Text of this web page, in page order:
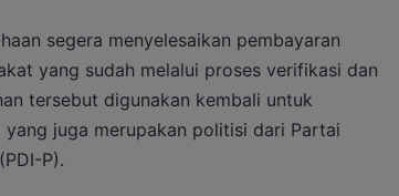
segera menyelesaikan pembayaran
yang sudah melalui proses verifikasi dan
tersebut digunakan kembali untuk
yang juga merupakan politisi dari Partai
P).